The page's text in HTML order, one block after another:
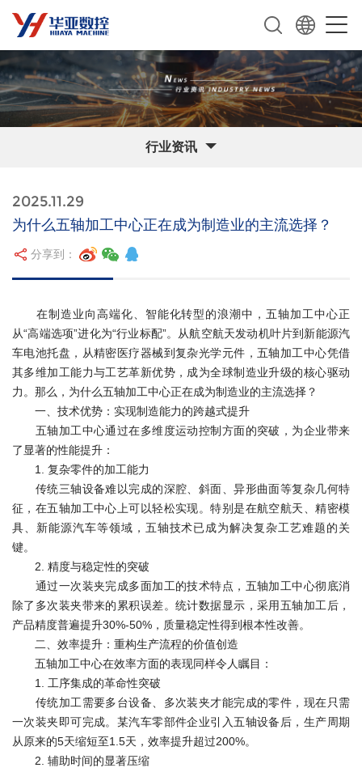
行业资讯
2025.11.29
为什么五轴加工中心正在成为制造业的主流选择？
分享到：
在制造业向高端化、智能化转型的浪潮中，五轴加工中心正
从“高端选项”进化为“行业标配”。从航空航天发动机叶片到新能源汽
车电池托盘，从精密医疗器械到复杂光学元件，五轴加工中心凭借
其多维加工能力与工艺革新优势，成为全球制造业升级的核心驱动
力。那么，为什么五轴加工中心正在成为制造业的主流选择？
一、技术优势：实现制造能力的跨越式提升
五轴加工中心通过在多维度运动控制方面的突破，为企业带来
了显著的性能提升：
1. 复杂零件的加工能力
传统三轴设备难以完成的深腔、斜面、异形曲面等复杂几何特
征，在五轴加工中心上可以轻松实现。特别是在航空航天、精密模
具、新能源汽车等领域，五轴技术已成为解决复杂工艺难题的关
键。
2. 精度与稳定性的突破
通过一次装夹完成多面加工的技术特点，五轴加工中心彻底消
除了多次装夹带来的累积误差。统计数据显示，采用五轴加工后，
产品精度普遍提升30%-50%，质量稳定性得到根本性改善。
二、效率提升：重构生产流程的价值创造
五轴加工中心在效率方面的表现同样令人瞩目：
1. 工序集成的革命性突破
传统加工需要多台设备、多次装夹才能完成的零件，现在只需
一次装夹即可完成。某汽车零部件企业引入五轴设备后，生产周期
从原来的5天缩短至1.5天，效率提升超过200%。
2. 辅助时间的显著压缩